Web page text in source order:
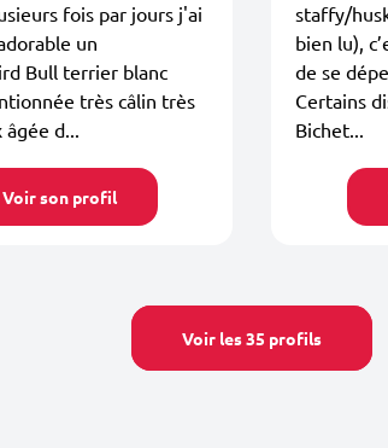
fois par jours j'ai
un
Bull terrier blanc
très câlin très
d...
Voir son profil
staffy/
bien lu),
de se
Certains
Bichet...
Voir les 35 profils